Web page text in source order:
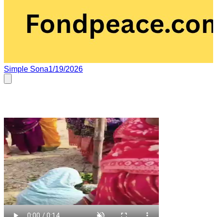
Simple Sona1/19/2026